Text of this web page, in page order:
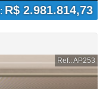
R$ 2.981.814,73
Ref.: AP253